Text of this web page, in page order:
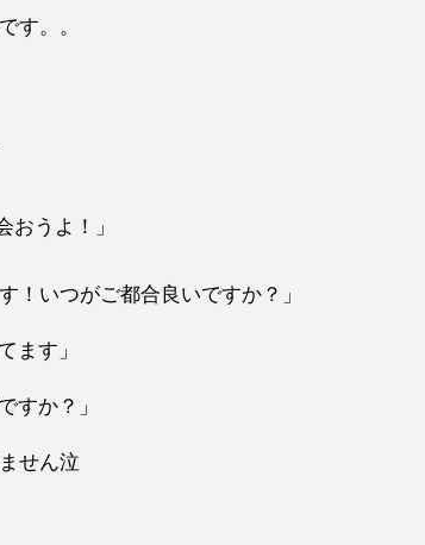
す。。
おうよ！」
！いつがご都合良いですか？」
ます」
か？」
せん泣